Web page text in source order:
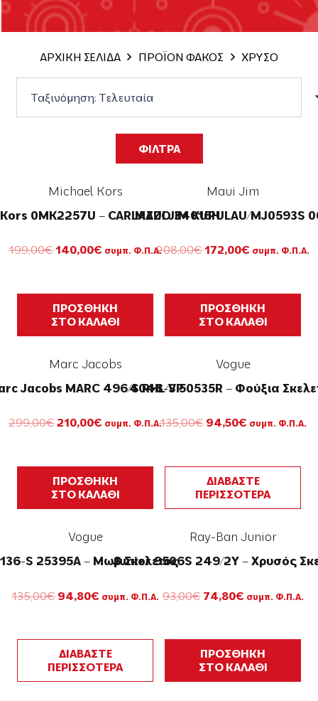
ΑΡΧΙΚΗ ΣΕΛΙΔΑ ΠΡΟΪΟΝ ΦΑΚΟΣ ΧΡΥΣΟ
ΦΙΛΤΡΑ
Michael Kors
0MK2257U – CARLAZZO 34016H
199,00€ Original
199,00€.
140,00€ Η
είναι:
140,00€.
συμπ. Φ.Π.Α.
ΠΡΟΣΘΗΚΗ
ΣΤΟ ΚΑΛΑΘΙ
Maui Jim
MAUI JIM KUPULAU/MJ0593S
208,00€ Original
208,00€.
172,00€ Η
είναι:
172,00€.
συμπ. Φ.Π.Α.
ΠΡΟΣΘΗΚΗ
ΣΤΟ ΚΑΛΑΘΙ
Marc Jacobs
Jacobs MARC 496/S RHL/VP
299,00€ Original
299,00€.
210,00€ Η
είναι:
210,00€.
συμπ. Φ.Π.Α.
ΠΡΟΣΘΗΚΗ
ΣΤΟ ΚΑΛΑΘΙ
Vogue
4048-S 50535R – Φούξια
135,00€ Original
135,00€.
94,50€Η
είναι:
94,50€.
συμπ. Φ.Π.Α.
ΔΙΑΒΑΣΤΕ
ΠΕΡΙΣΣΟΤΕΡΑ
Vogue
S 25395A – Μωβ Σκελετός
135,00€ Original
135,00€.
94,80€ Η
είναι:
94,80€.
συμπ. Φ.Π.Α.
ΔΙΑΒΑΣΤΕ
ΠΕΡΙΣΣΟΤΕΡΑ
Ray-Ban Junior
Junior 9506S 249/2Y – Χρυσός
93,00€ Original
93,00€.
74,80€Η
είναι:
74,80€.
συμπ. Φ.Π.Α.
ΠΡΟΣΘΗΚΗ
ΣΤΟ ΚΑΛΑΘΙ